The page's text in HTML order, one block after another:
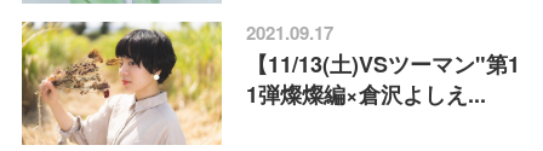
2021.09.17
【11/13(土)VSツーマン"第1
1弾燦燦編×倉沢よしえ...